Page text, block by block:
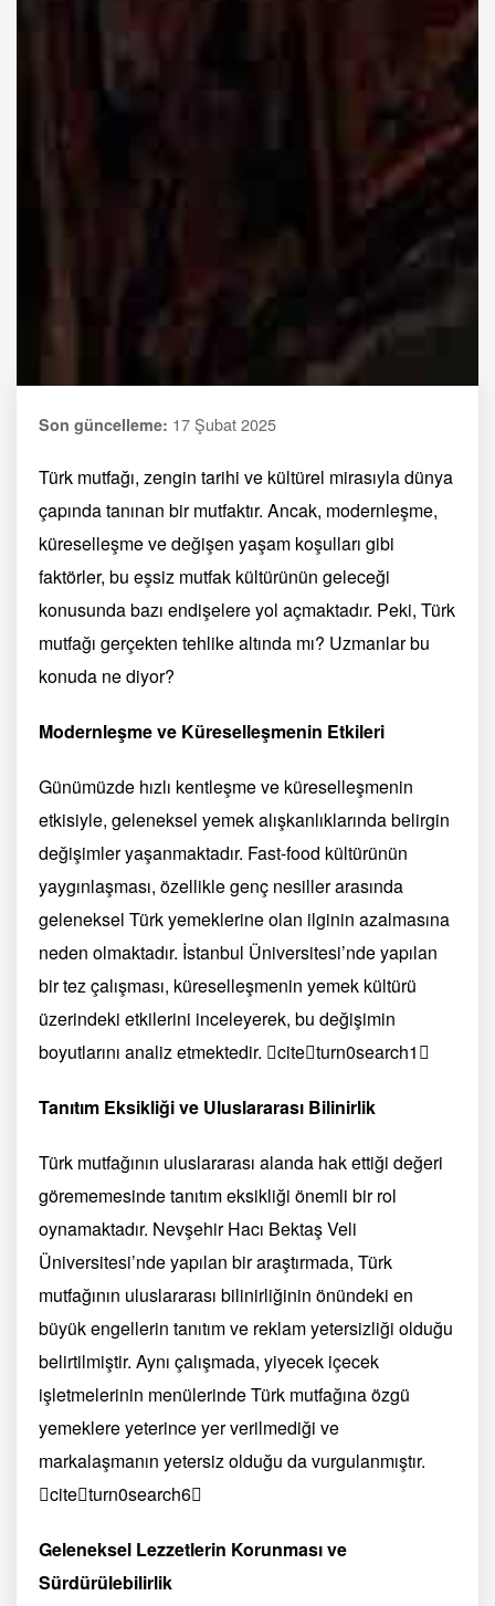
Son güncelleme: 17 Şubat 2025
Türk mutfağı, zengin tarihi ve kültürel mirasıyla dünya
çapında tanınan bir mutfaktır. Ancak, modernleşme,
küreselleşme ve değişen yaşam koşulları gibi
faktörler, bu eşsiz mutfak kültürünün geleceği
konusunda bazı endişelere yol açmaktadır. Peki, Türk
mutfağı gerçekten tehlike altında mı? Uzmanlar bu
konuda ne diyor?
Modernleşme ve Küreselleşmenin Etkileri
Günümüzde hızlı kentleşme ve küreselleşmenin
etkisiyle, geleneksel yemek alışkanlıklarında belirgin
değişimler yaşanmaktadır. Fast-food kültürünün
yaygınlaşması, özellikle genç nesiller arasında
geleneksel Türk yemeklerine olan ilginin azalmasına
neden olmaktadır. İstanbul Üniversitesi’nde yapılan
bir tez çalışması, küreselleşmenin yemek kültürü
üzerindeki etkilerini inceleyerek, bu değişimin
boyutlarını analiz etmektedir. citeturn0search1
Tanıtım Eksikliği ve Uluslararası Bilinirlik
Türk mutfağının uluslararası alanda hak ettiği değeri
görememesinde tanıtım eksikliği önemli bir rol
oynamaktadır. Nevşehir Hacı Bektaş Veli
Üniversitesi’nde yapılan bir araştırmada, Türk
mutfağının uluslararası bilinirliğinin önündeki en
büyük engellerin tanıtım ve reklam yetersizliği olduğu
belirtilmiştir. Aynı çalışmada, yiyecek içecek
işletmelerinin menülerinde Türk mutfağına özgü
yemeklere yeterince yer verilmediği ve
markalaşmanın yetersiz olduğu da vurgulanmıştır.
citeturn0search6
Geleneksel Lezzetlerin Korunması ve
Sürdürülebilirlik